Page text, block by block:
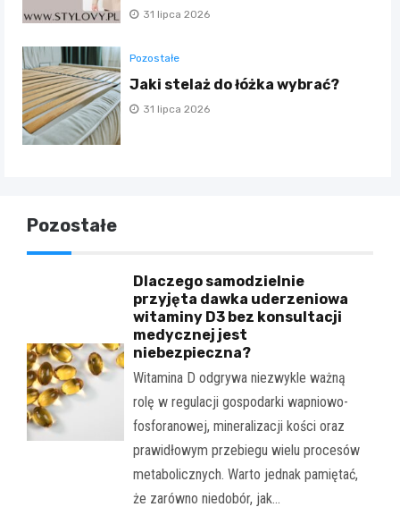
31 lipca 2026
Pozostałe
Jaki stelaż do łóżka wybrać?
31 lipca 2026
Pozostałe
Dlaczego samodzielnie
przyjęta dawka uderzeniowa
witaminy D3 bez konsultacji
medycznej jest
niebezpieczna?
Witamina D odgrywa niezwykle ważną
rolę w regulacji gospodarki wapniowo-
fosforanowej, mineralizacji kości oraz
prawidłowym przebiegu wielu procesów
metabolicznych. Warto jednak pamiętać,
że zarówno niedobór, jak…